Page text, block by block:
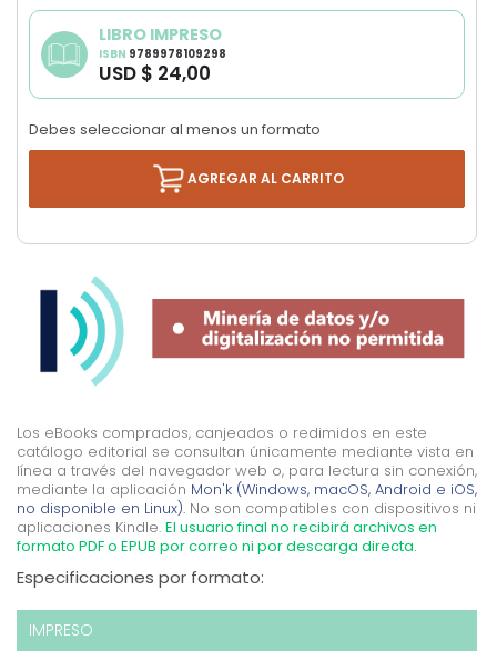
LIBRO IMPRESO
ISBN 9789978109298
USD $ 24,00
Debes seleccionar al menos un formato
AGREGAR AL CARRITO
Los eBooks comprados, canjeados o redimidos en este
catálogo editorial se consultan únicamente mediante vista en
línea a través del navegador web o, para lectura sin conexión,
mediante la aplicación Mon'k (Windows, macOS, Android e iOS,
no disponible en Linux). No son compatibles con dispositivos ni
aplicaciones Kindle. El usuario final no recibirá archivos en
formato PDF o EPUB por correo ni por descarga directa.
Especificaciones por formato:
IMPRESO